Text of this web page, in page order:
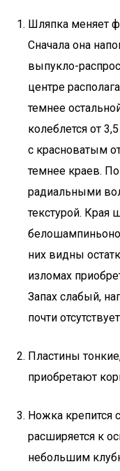
Шляпка меняет
Сначала она
выпукло-
центре
темнее
колеблется от
с красноватым
темнее краев.
радиальными
текстурой. Края
них видны
изломах
Запах слабый,
почти
Пластины
приобретают
Ножка крепится
расширяется к
небольшим